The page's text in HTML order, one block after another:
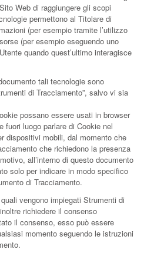
Web di raggiungere gli scopi
permettono al Titolare di
(per esempio tramite l’utilizzo
(per esempio eseguendo uno
quando quest’ultimo interagisce
tali tecnologie sono
di Tracciamento”, salvo vi sia
possano essere usati in browser
fuori luogo parlare di Cookie nel
dispositivi mobili, dal momento che
che richiedono la presenza
all’interno di questo documento
solo per indicare in modo specifico
di Tracciamento.
vengono impiegati Strumenti di
richiedere il consenso
il consenso, esso può essere
momento seguendo le istruzioni